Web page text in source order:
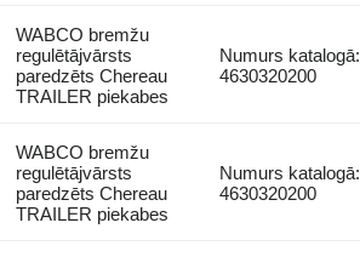
WABCO bremžu
regulētājvārsts
paredzēts Chereau
TRAILER piekabes
Numurs katalogā:
4630320200
WABCO bremžu
regulētājvārsts
paredzēts Chereau
TRAILER piekabes
Numurs katalogā:
4630320200